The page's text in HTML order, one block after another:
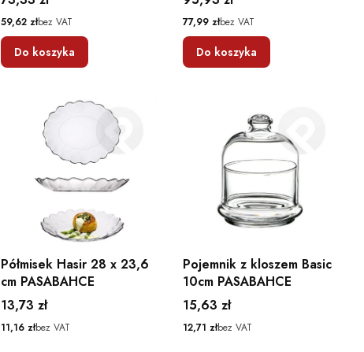
CIASTO AMBITION
Cena
59,62 złbez VAT
Do koszyka
CM AMBITION
Cena
77,99 złbez VAT
Do koszyka
Półmisek Hasir 28 x 23,6
cm PASABAHCE
Cena
13,73 zł
Cena
11,16 złbez VAT
Pojemnik z kloszem Basic
10cm PASABAHCE
Cena
15,63 zł
Cena
12,71 złbez VAT